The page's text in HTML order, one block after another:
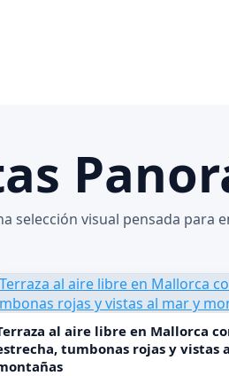
selección visual pensada
al aire libre en Mallorca
tumbonas rojas y vistas